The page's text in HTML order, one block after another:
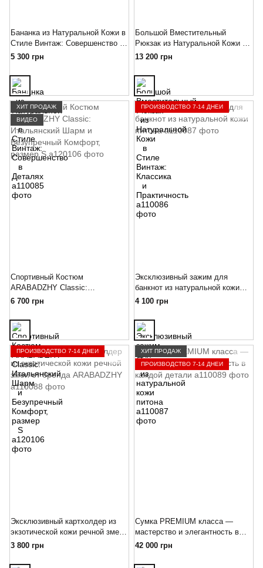
Бананка из Натуральной Кожи в
Стиле Винтаж: Совершенство в
Деталях
5 300 грн
Большой Вместительный
Рюкзак из Натуральной Кожи в
Стиле Винтаж: Классика и
13 200 грн
ХИТ ПРОДАЖ
ВИДЕО
Спортивный Костюм
ARABADZHY Classic:
Итальянский Шарм и
S
6 700 грн
ПРОИЗВОДСТВО 7-14 ДНЕЙ
Эксклюзивный зажим для
банкнот из натуральной кожи
питона
4 100 грн
ПРОИЗВОДСТВО 7-14 ДНЕЙ
Эксклюзивный картхолдер из
экзотической кожи речной змеи
от бренда ARABADZHY
3 800 грн
ХИТ ПРОДАЖ
ПРОИЗВОДСТВО 7-14 ДНЕЙ
Сумка PREMIUM класса —
мастерство и элегантность в
каждой детали
42 000 грн